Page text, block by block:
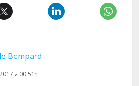
Bompard
à 00:51h